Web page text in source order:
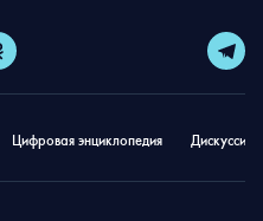
Цифровая энциклопедия